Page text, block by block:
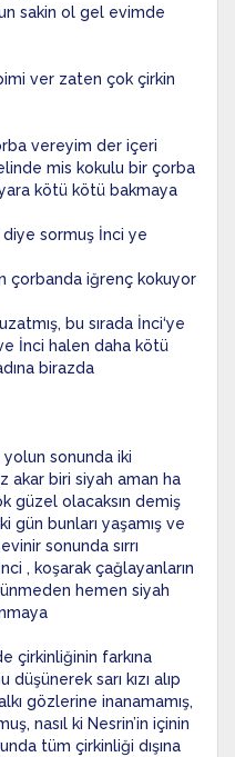
sakin ol gel evimde
ver zaten çok çirkin
vereyim der içeri
mis kokulu bir çorba
kötü kötü bakmaya
diye sormuş İnci ye
çorbanda iğrenç kokuyor
bu sırada İnci‘ye
İnci halen daha kötü
birazda
sonunda iki
akar biri siyah aman ha
güzel olacaksın demiş
gün bunları yaşamış ve
sonunda sırrı
, koşarak çağlayanların
hemen siyah
çirkinliğinin farkına
sarı kızı alıp
gözlerine inanamamış,
nasıl ki Nesrin’in içinin
tüm çirkinliği dışına